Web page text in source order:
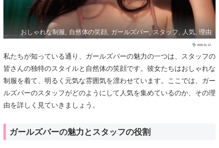
おしゃれな制服, 自然体の笑顔, ガールズバー, スタッフ, 人気, 理由
2025.01.12
私たちが知っている通り、ガールズバーの魅力の一つは、スタッフの
皆さんの独特のスタイルと自然体の笑顔です。彼女たちはおしゃれな
制服を着て、明るく元気な雰囲気を漂わせています。ここでは、ガー
ルズバーのスタッフがどのようにして人気を集めているのか、その理
由を詳しく見ていきましょう。
ガールズバーの魅力とスタッフの役割